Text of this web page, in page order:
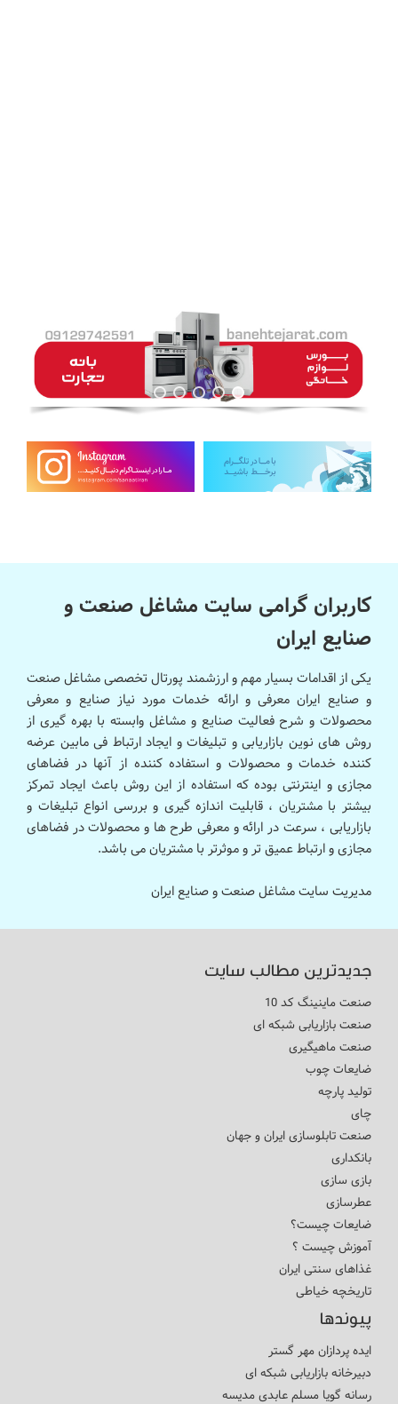
کاربران گرامی سایت مشاغل صنعت و
صنایع ایران
یکی از اقدامات بسیار مهم و ارزشمند پورتال تخصصی مشاغل صنعت
و صنایع ایران معرفی و ارائه خدمات مورد نیاز صنایع و معرفی
محصولات و شرح فعالیت صنایع و مشاغل وابسته با بهره گیری از
روش های نوین بازاریابی و تبلیغات و ایجاد ارتباط فی مابین عرضه
کننده خدمات و محصولات و استفاده کننده از آنها در فضاهای
مجازی و اینترنتی بوده که استفاده از این روش باعث ایجاد تمرکز
بیشتر با مشتریان ، قابلیت اندازه گیری و بررسی انواع تبلیغات و
بازاریابی ، سرعت در ارائه و معرفی طرح ها و محصولات در فضاهای
مجازی و ارتباط عمیق تر و موثرتر با مشتریان می باشد.
مدیریت سایت مشاغل صنعت و صنایع ایران
جدیدترین مطالب سایت
صنعت ماینینگ کد 10
صنعت بازاریابی شبکه ای
صنعت ماهیگیری
ضایعات چوب
تولید پارچه
چای
صنعت تابلوسازی ایران و جهان
بانکداری
بازی سازی
عطرسازی
ضایعات چیست؟
آموزش چیست ؟
غذاهای سنتی ایران
تاریخچه خیاطی
پیوندها
ایده پردازان مهر گستر
دبیرخانه بازاریابی شبکه ای
رسانه گویا مسلم عابدی مدیسه